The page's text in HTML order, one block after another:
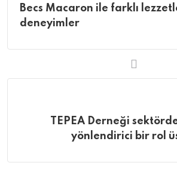
Becs Macaron ile farklı
deneyimler
TEPEA Derneği
yönlendirici bir rol